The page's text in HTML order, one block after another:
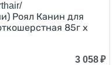
Роял Канин для
85г х
3 058₽